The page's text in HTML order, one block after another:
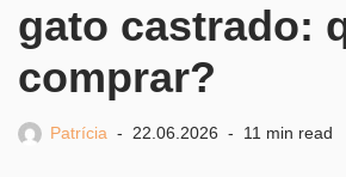
gato castrado:
comprar?
Patrícia 22.06.2026 11 min read